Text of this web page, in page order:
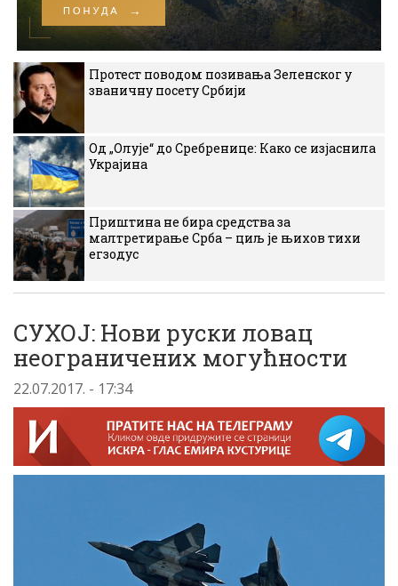
Протест поводом позивања Зеленског у
званичну посету Србији
Од „Олује“ до Сребренице: Како се изјаснила
Украјина
Приштина не бира средства за
малтретирање Срба – циљ је њихов тихи
егзодус
СУХОЈ: Нови руски ловац
неограничених могућности
22.07.2017. - 17:34